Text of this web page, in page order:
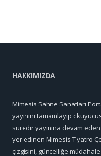
HAKKIMIZDA
Mimesis Sahne Sanatları
yayınını tamamlayıp
süredir yayınına devam
yer edinen Mimesis Tiyatro
çizgisini, güncelliğe